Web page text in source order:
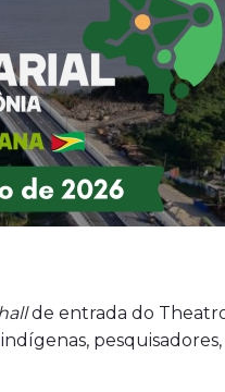
hallde entrada do